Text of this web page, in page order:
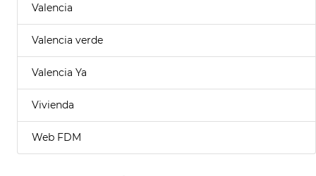
Valencia
Valencia verde
Valencia Ya
Vivienda
Web FDM